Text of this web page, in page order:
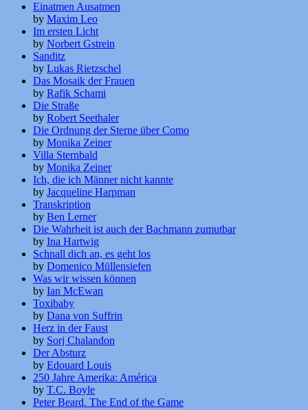
Einatmen Ausatmen
by Maxim Leo
Im ersten Licht
by Norbert Gstrein
Sanditz
by Lukas Rietzschel
Das Mosaik der Frauen
by Rafik Schami
Die Straße
by Robert Seethaler
Die Ordnung der Sterne über Como
by Monika Zeiner
Villa Sternbald
by Monika Zeiner
Ich, die ich Männer nicht kannte
by Jacqueline Harpman
Transkription
by Ben Lerner
Die Wahrheit ist auch der Bachmann zumutbar
by Ina Hartwig
Schnall dich an, es geht los
by Domenico Müllensiefen
Was wir wissen können
by Ian McEwan
Toxibaby
by Dana von Suffrin
Herz in der Faust
by Sorj Chalandon
Der Absturz
by Edouard Louis
250 Jahre Amerika: América
by T.C. Boyle
Peter Beard. The End of the Game